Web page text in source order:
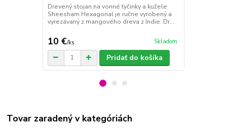
Drevený stojan na vonné tyčinky a kužele
Sheesham Hexagonal je ručne vyrobený a
vyrezávaný z mangového dreva z Indie. Dr...
10 €/ks Skladom
Pridať do košíka
Tovar zaradený v kategóriách